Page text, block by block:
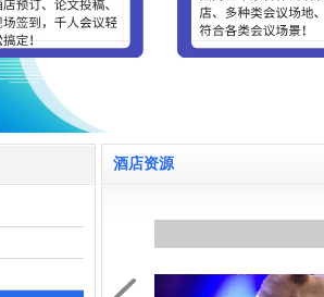
酒店资源